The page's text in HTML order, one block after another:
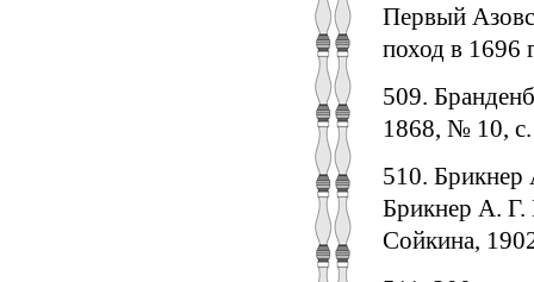
Первый
поход в 1696
509.
1868, № 10,
510.
Брикнер А. Г.
Сойкина,